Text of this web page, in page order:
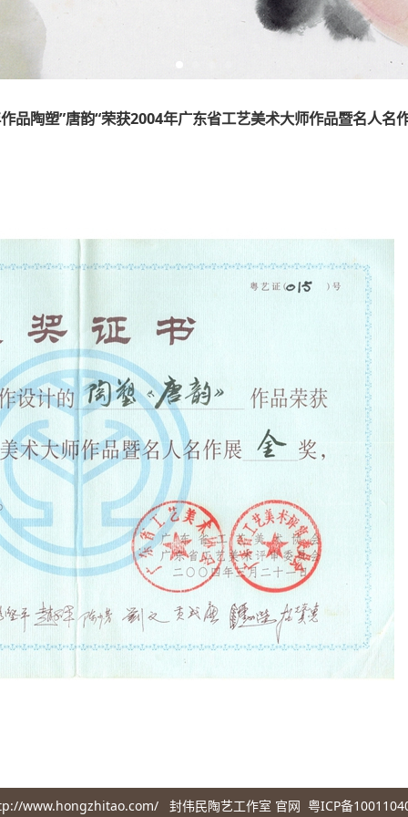
品陶塑”唐韵“荣获2004年广东省工艺美术大师作品暨名人名
www.hongzhitao.com/ 封伟民陶艺工作室 官网 粤ICP备